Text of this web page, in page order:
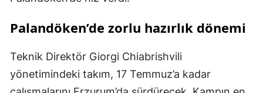
Palandöken’de zorlu hazırlık dönemi
Teknik Direktör Giorgi Chiabrishvili
yönetimindeki takım, 17 Temmuz’a kadar